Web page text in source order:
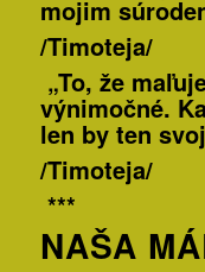
mojim
/Timoteja/
„To, že
výnimočné.
len by ten
/Timoteja/
***
NAŠA